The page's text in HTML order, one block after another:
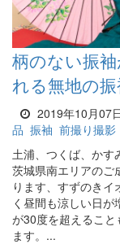
柄のない振
れる無地の
2019年10月07
品 振袖 前撮り撮影
土浦、つくば、かす
茨城県南エリアのご
ります、すずのき
く昼間も涼しい日
が30度を超えること
ます。...